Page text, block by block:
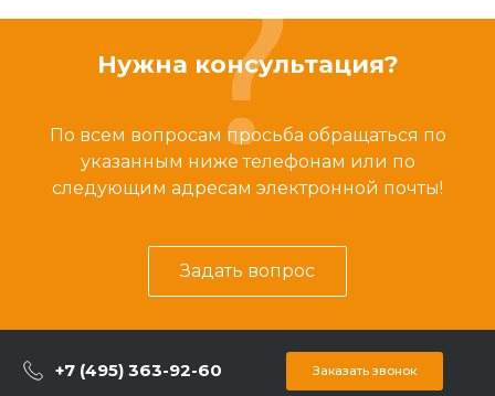
Нужна консультация?
По всем вопросам просьба обращаться по
указанным ниже телефонам или по
следующим адресам электронной почты!
Задать вопрос
+7 (495) 363-92-60 Заказать звонок